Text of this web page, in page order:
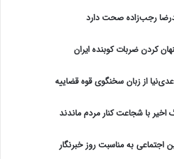
رجب‌زاده صحت دارد
کردن ضربات کوبنده ایران
از زبان سخنگوی قوه قضاییه
با شجاعت کنار مردم ماندند
اجتماعی به مناسبت روز خبرنگار